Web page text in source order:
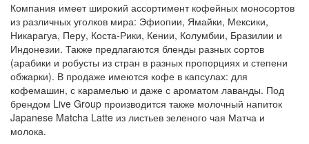
Компания имеет широкий ассортимент кофейных моносортов
из различных уголков мира: Эфиопии, Ямайки, Мексики,
Никарагуа, Перу, Коста-Рики, Кении, Колумбии, Бразилии и
Индонезии. Также предлагаются бленды разных сортов
(арабики и робусты из стран в разных пропорциях и степени
обжарки). В продаже имеются кофе в капсулах: для
кофемашин, с карамелью и даже с ароматом лаванды. Под
брендом Live Group производится также молочный напиток
Japanese Matcha Latte из листьев зеленого чая Матча и
молока.